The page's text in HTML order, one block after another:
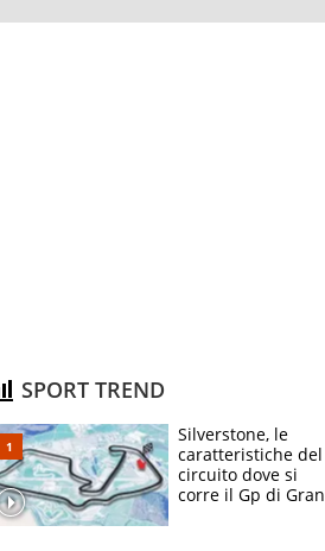
SPORT TREND
Silverstone, le
caratteristiche del
circuito dove si
corre il Gp di Gran